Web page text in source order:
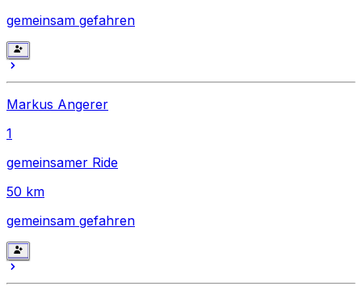
gemeinsam gefahren
Markus Angerer
1
gemeinsamer Ride
50 km
gemeinsam gefahren